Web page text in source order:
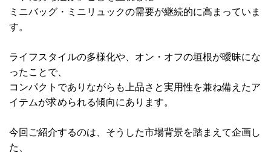
ミニバッグ・ミニリュックの需要が継続的に高まっていま
す。
ライフスタイルの多様化や、オン・オフの垣根が曖昧にな
ったことで、
コンパクトでありながらも上品さと実用性を兼ね備えたア
イテムが求められる傾向にあります。
今回ご紹介するのは、そうした市場背景を踏まえて企画し
た、